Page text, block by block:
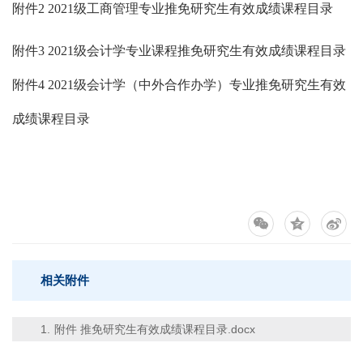
附件2 2021级工商管理专业推免研究生有效成绩课程目录
附件3 2021级会计学专业课程推免研究生有效成绩课程目录
附件4 2021级会计学（中外合作办学）专业推免研究生有效
成绩课程目录
相关附件
1. 附件 推免研究生有效成绩课程目录.docx